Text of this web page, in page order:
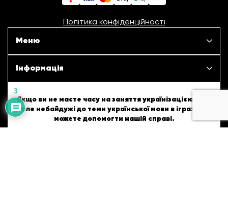
Політика конфіденційності
Меню
Наші проєкти
Новини
Статті
Інформація
ШБТурнір
ШБТворчість
Якщо ви не маєте часу на заняття українізацією ігор,
але небайдужі до теми української мови в іграх, то
можете допомогти нашій справі.
3